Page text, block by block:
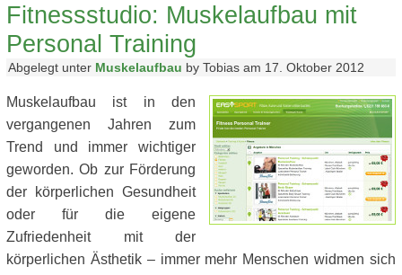
Fitnessstudio: Muskelaufbau mit
Personal Training
Abgelegt unter Muskelaufbau by Tobias am 17. Oktober 2012
Muskelaufbau ist in den
vergangenen Jahren zum
Trend und immer wichtiger
geworden. Ob zur Förderung
der körperlichen Gesundheit
oder für die eigene
Zufriedenheit mit der
körperlichen Ästhetik – immer mehr Menschen widmen sich